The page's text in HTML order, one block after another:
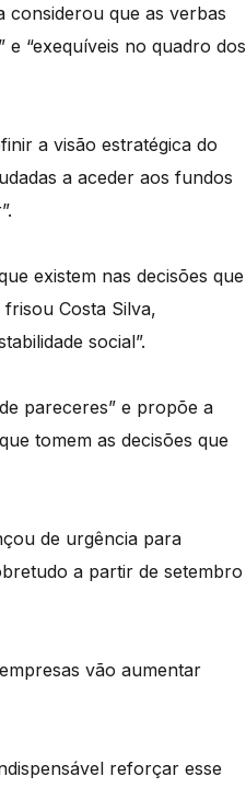
considerou que as verbas
“exequíveis no quadro dos
a visão estratégica do
a aceder aos fundos
existem nas decisões que
Costa Silva,
social”.
pareceres” e propõe a
tomem as decisões que
de urgência para
a partir de setembro
vão aumentar
reforçar esse